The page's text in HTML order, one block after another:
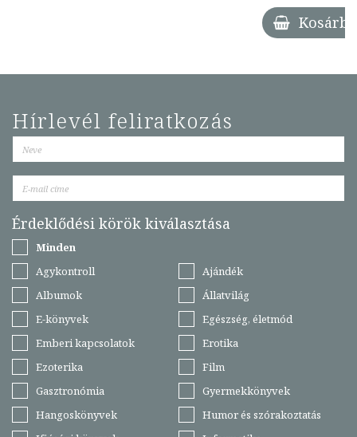
Kosárba
Hírlevél feliratkozás
Érdeklődési körök kiválasztása
Minden
Agykontroll
Ajándék
Albumok
Állatvilág
E-könyvek
Egészség, életmód
Emberi kapcsolatok
Erotika
Ezoterika
Film
Gasztronómia
Gyermekkönyvek
Hangoskönyvek
Humor és szórakoztatás